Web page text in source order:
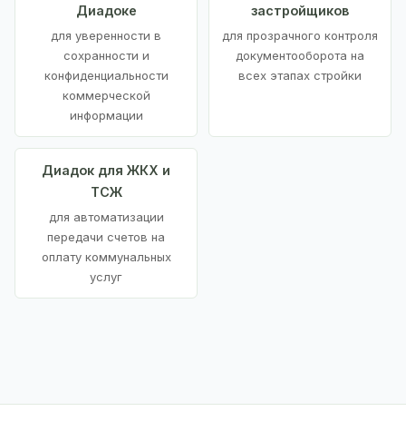
Диадоке
для уверенности в
сохранности и
конфиденциальности
коммерческой
информации
застройщиков
для прозрачного контроля
документооборота на
всех этапах стройки
Диадок для ЖКХ и
ТСЖ
для автоматизации
передачи счетов на
оплату коммунальных
услуг